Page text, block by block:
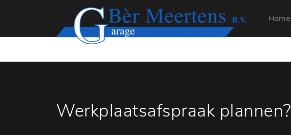
Home
Werkplaatsafspraak plannen?